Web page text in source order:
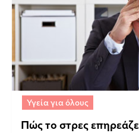
Υγεία για όλους
Πώς το στρες